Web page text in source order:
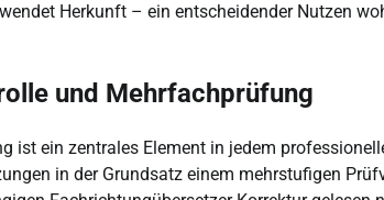
Herkunft – ein entscheidender Nutzen
und Mehrfachprüfung
ist ein zentrales Element in jedem
in der Grundsatz einem mehrstufigen